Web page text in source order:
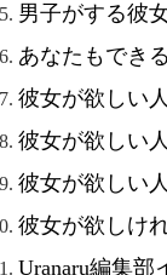
男子がする彼
あなたもでき
彼女が欲しい
彼女が欲しい
彼女が欲しい
彼女が欲しけ
Uranaru編集部